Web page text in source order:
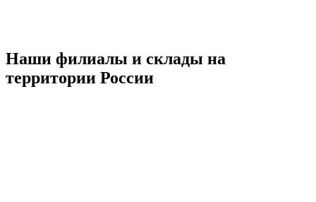
Наши филиалы и склады на
территории России